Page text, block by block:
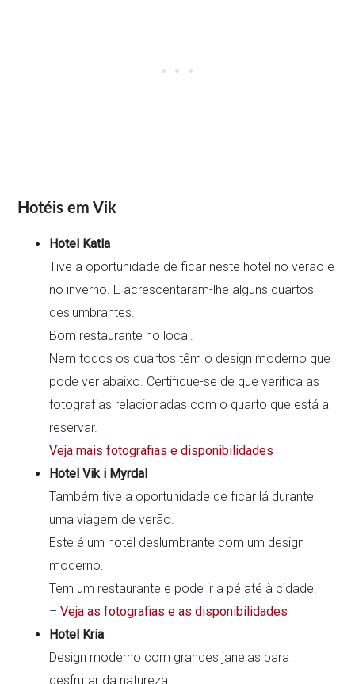
Hotéis em Vik
Hotel Katla
Tive a oportunidade de ficar neste hotel no verão e
no inverno. E acrescentaram-lhe alguns quartos
deslumbrantes.
Bom restaurante no local.
Nem todos os quartos têm o design moderno que
pode ver abaixo. Certifique-se de que verifica as
fotografias relacionadas com o quarto que está a
reservar.
Veja mais fotografias e disponibilidades
Hotel Vik i Myrdal
Também tive a oportunidade de ficar lá durante
uma viagem de verão.
Este é um hotel deslumbrante com um design
moderno.
Tem um restaurante e pode ir a pé até à cidade.
–Veja as fotografias e as disponibilidades
Hotel Kria
Design moderno com grandes janelas para
desfrutar da natureza